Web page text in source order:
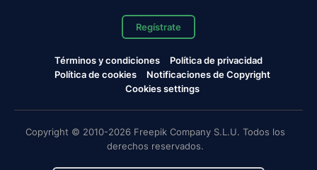
Regístrate
Términos y condiciones
Política de privacidad
Política de cookies
Notificaciones de Copyright
Cookies settings
Copyright © 2010-2026 Freepik Company S.L.U. Todos los
derechos reservados.